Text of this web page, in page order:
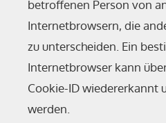
betroffenen Person von
Internetbrowsern, die
zu unterscheiden. Ein
Internetbrowser kann
Cookie-ID wiedererkannt
werden.